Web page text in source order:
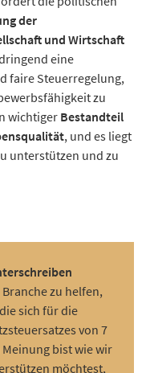
der
und Wirtschaft
eine
faire Steuerregelung,
zu
wichtiger Bestandteil
, und es liegt
unterstützen und zu
zu helfen,
sich für die
von 7
bist wie wir
möchtest,